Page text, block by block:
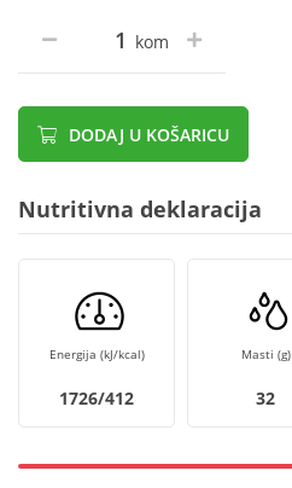
kom
DODAJ U KOŠARICU
Nutritivna deklaracija
Energija (kJ/kcal)
1726/412
Masti (g)
32